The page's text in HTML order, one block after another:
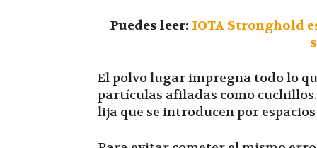
Puedes leer: IOTA Stronghold
El polvo lugar impregna todo lo
partículas afiladas como
lija que se introducen por